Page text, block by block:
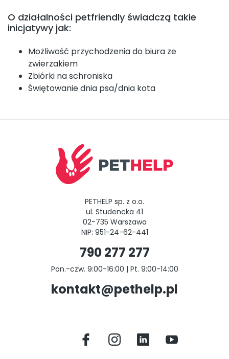
O działalności petfriendly świadczą takie
inicjatywy jak:
Możliwość przychodzenia do biura ze
zwierzakiem
Zbiórki na schroniska
Świętowanie dnia psa/dnia kota
PETHELP sp. z o.o.
ul. Studencka 41
02-735 Warszawa
NIP: 951-24-62-441
790 277 277
Pon.-czw. 9:00-16:00 | Pt. 9:00-14:00
kontakt@pethelp.pl